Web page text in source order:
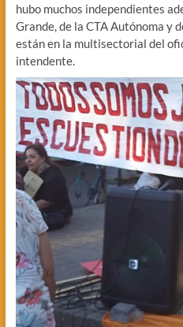
hubo muchos independientes
Grande, de la CTA Autónoma y
están en la multisectorial del
intendente.